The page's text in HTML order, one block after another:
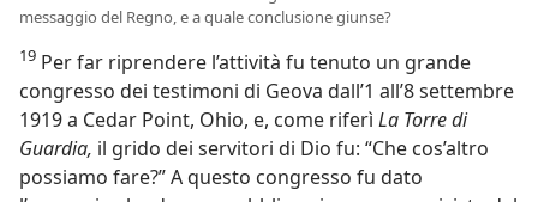
messaggio del Regno, e a quale conclusione giunse?
19 Per far riprendere l’attività fu tenuto un grande
congresso dei testimoni di Geova dall’1 all’8 settembre
1919 a Cedar Point, Ohio, e, come riferì La Torre di
Guardia, il grido dei servitori di Dio fu: “Che cos’altro
possiamo fare?” A questo congresso fu dato